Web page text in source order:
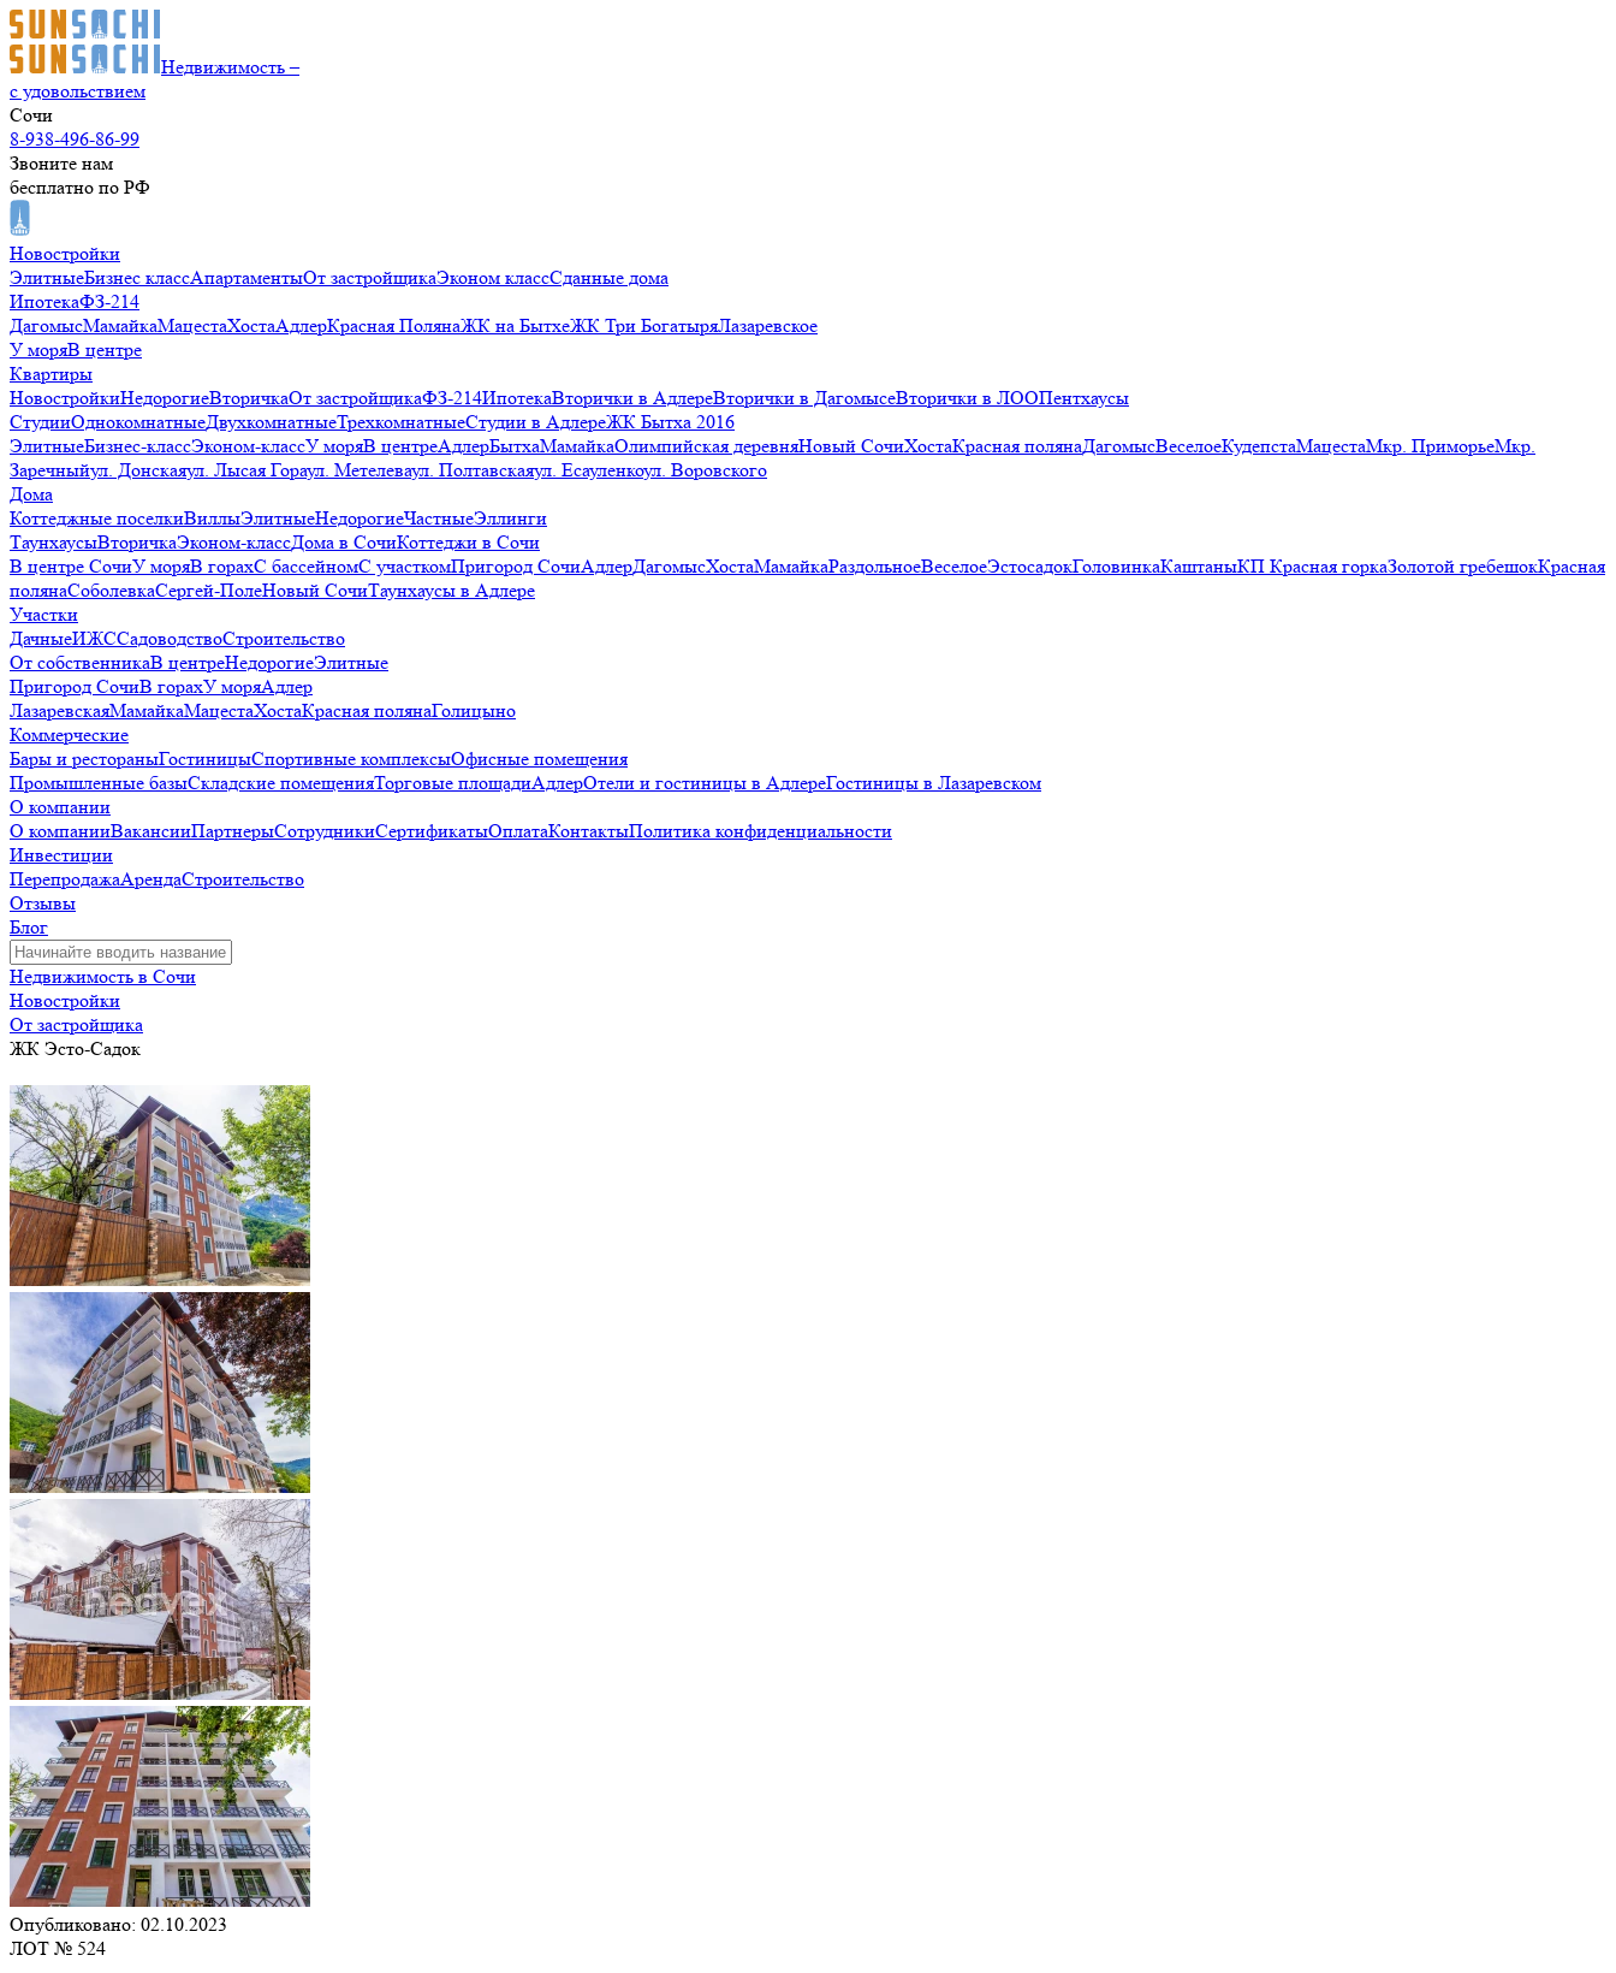
Недвижимость –
с удовольствием
Сочи
8-938-496-86-99
Звоните нам
бесплатно по РФ
Новостройки
ЭлитныеБизнес классАпартаментыОт застройщикаЭконом классСданные дома
ИпотекаФЗ-214
ДагомысМамайкаМацестаХостаАдлерКрасная ПолянаЖК на БытхеЖК Три БогатыряЛазаревское
У моряВ центре
Квартиры
НовостройкиНедорогиеВторичкаОт застройщикаФЗ-214ИпотекаВторички в АдлереВторички в ДагомысеВторички в ЛООПентхаусы
СтудииОднокомнатныеДвухкомнатныеТрехкомнатныеСтудии в АдлереЖК Бытха 2016
ЭлитныеБизнес-классЭконом-классУ моряВ центреАдлерБытхаМамайкаОлимпийская деревняНовый СочиХостаКрасная полянаДагомысВеселоеКудепстаМацестаМкр. ПриморьеМкр.
Заречныйул. Донскаяул. Лысая Гораул. Метелеваул. Полтавскаяул. Есауленкоул. Воровского
Дома
Коттеджные поселкиВиллыЭлитныеНедорогиеЧастныеЭллинги
ТаунхаусыВторичкаЭконом-классДома в СочиКоттеджи в Сочи
В центре СочиУ моряВ горахС бассейномС участкомПригород СочиАдлерДагомысХостаМамайкаРаздольноеВеселоеЭстосадокГоловинкаКаштаныКП Красная горкаЗолотой гребешокКрасная
полянаСоболевкаСергей-ПолеНовый СочиТаунхаусы в Адлере
Участки
ДачныеИЖССадоводствоСтроительство
От собственникаВ центреНедорогиеЭлитные
Пригород СочиВ горахУ моряАдлер
ЛазаревскаяМамайкаМацестаХостаКрасная полянаГолицыно
Коммерческие
Бары и рестораныГостиницыСпортивные комплексыОфисные помещения
Промышленные базыСкладские помещенияТорговые площадиАдлерОтели и гостиницы в АдлереГостиницы в Лазаревском
О компании
О компанииВакансииПартнерыСотрудникиСертификатыОплатаКонтактыПолитика конфиденциальности
Инвестиции
ПерепродажаАрендаСтроительство
Отзывы
Блог
Недвижимость в Сочи
Новостройки
От застройщика
ЖК Эсто-Садок
Опубликовано: 02.10.2023
ЛОТ № 524